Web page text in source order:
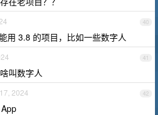
40
用 3.8 的项目，比如一些数字人
41
叫数字人
42
2024